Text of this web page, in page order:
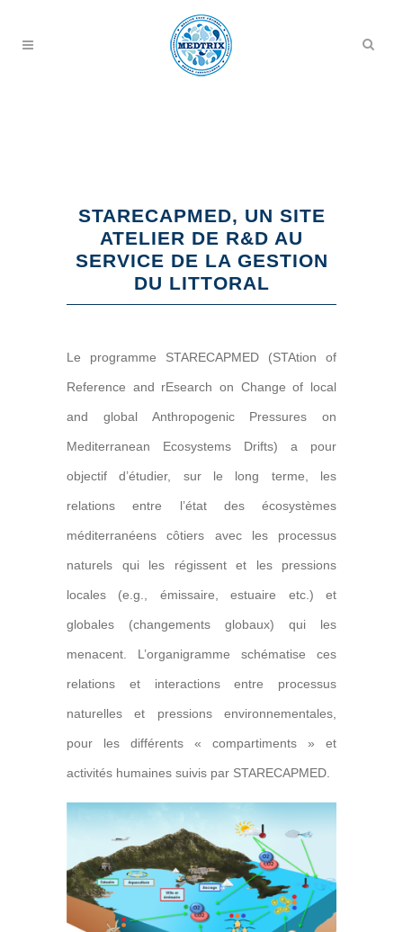
STARECAPMED, UN SITE
ATELIER DE R&D AU
SERVICE DE LA GESTION
DU LITTORAL
Le programme STARECAPMED (STAtion of
Reference and rEsearch on Change of local
and global Anthropogenic Pressures on
Mediterranean Ecosystems Drifts) a pour
objectif d’étudier, sur le long terme, les
relations entre l’état des écosystèmes
méditerranéens côtiers avec les processus
naturels qui les régissent et les pressions
locales (e.g., émissaire, estuaire etc.) et
globales (changements globaux) qui les
menacent. L’organigramme schématise ces
relations et interactions entre processus
naturelles et pressions environnementales,
pour les différents « compartiments » et
activités humaines suivis par STARECAPMED.